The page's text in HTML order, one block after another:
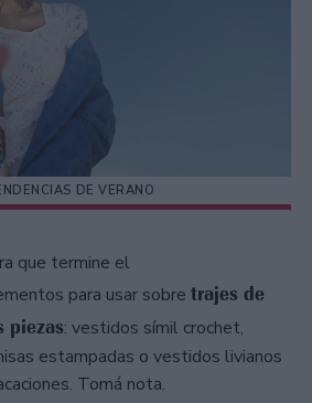
DE VERANO
que termine el
para usar sobre trajes de
piezas: vestidos símil crochet,
estampadas o vestidos livianos
Tomá nota.